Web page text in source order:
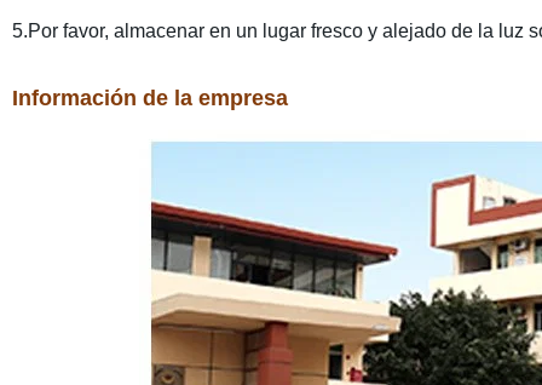
5.Por favor, almacenar en un lugar fresco y alejado de la luz
Información de la empresa